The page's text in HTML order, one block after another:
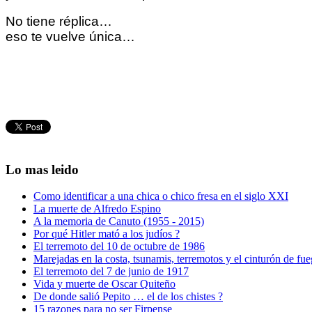
No tiene réplica…
eso te vuelve única…
Lo mas leido
Como identificar a una chica o chico fresa en el siglo XXI
La muerte de Alfredo Espino
A la memoria de Canuto (1955 - 2015)
Por qué Hitler mató a los judíos ?
El terremoto del 10 de octubre de 1986
Marejadas en la costa, tsunamis, terremotos y el cinturón de
El terremoto del 7 de junio de 1917
Vida y muerte de Oscar Quiteño
De donde salió Pepito … el de los chistes ?
15 razones para no ser Firpense